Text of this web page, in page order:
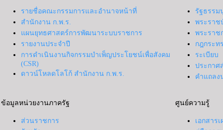
รายชื่อคณะกรรมการและอำนาจหน้าที่
สำนักงาน ก.พ.ร.
แผนยุทธศาสตร์การพัฒนาระบบราชการ
รายงานประจำปี
การดำเนินงานกิจกรรมบำเพ็ญประโยชน์เพื่อสังคม
(CSR)
ดาวน์โหลดโลโก้ สำนักงาน ก.พ.ร.
รัฐธรร
พระรา
พระราช
กฎกระท
ระเบียบ
ประกาศ
คำแถลง
ข้อมูลหน่วยงานภาครัฐ
ส่วนราชการ
ศูนย์ความรู้
เอกสาร